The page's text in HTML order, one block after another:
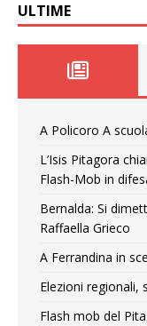
ULTIME
A Policoro A
L’Isis Pitagora
Flash-Mob in
Bernalda: Si
Raffaella Grieco
A Ferrandina in
Elezioni regionali,
Flash mob del